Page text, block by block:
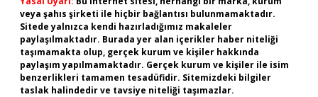
veya şahıs şirketi ile hiçbir bağlantısı bulunmamaktadır.
Sitede yalnızca kendi hazırladığımız makaleler
paylaşılmaktadır. Burada yer alan içerikler haber niteliği
taşımamakta olup, gerçek kurum ve kişiler hakkında
paylaşım yapılmamaktadır. Gerçek kurum ve kişiler ile isim
benzerlikleri tamamen tesadüfidir. Sitemizdeki bilgiler
taslak halindedir ve tavsiye niteliği taşımazlar.